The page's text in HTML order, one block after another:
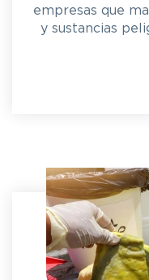
empresas que
y sustancias